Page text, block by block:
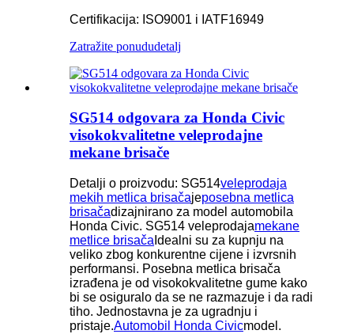
Certifikacija: ISO9001 i IATF16949
Zatražite ponududetalj
SG514 odgovara za Honda Civic
visokokvalitetne veleprodajne
mekane brisače
Detalji o proizvodu: SG514veleprodaja
mekih metlica brisačajeposebna metlica
brisačadizajnirano za model automobila
Honda Civic. SG514 veleprodajamekane
metlice brisača Idealni su za kupnju na
veliko zbog konkurentne cijene i izvrsnih
performansi. Posebna metlica brisača
izrađena je od visokokvalitetne gume kako
bi se osiguralo da se ne razmazuje i da radi
tiho. Jednostavna je za ugradnju i
pristaje.Automobil Honda Civicmodel.